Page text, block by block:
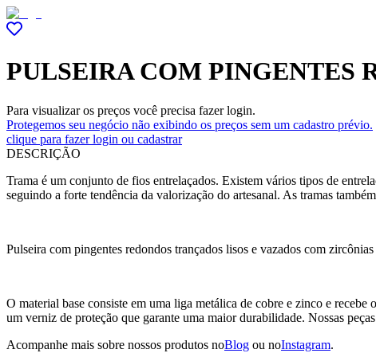
PULSEIRA COM PINGENTES
Para visualizar os preços você precisa fazer login.
Protegemos seu negócio não exibindo os preços sem um cadastro prévio.
clique para fazer login ou cadastrar
DESCRIÇÃO
Trama é um conjunto de fios entrelaçados. Existem vários tipos de
seguindo a forte tendência da valorização do artesanal. As tramas
Pulseira com pingentes redondos trançados lisos e vazados com
O material base consiste em uma liga metálica de cobre e zinco e
um verniz de proteção que garante uma maior durabilidade. Nossas
Acompanhe mais sobre nossos produtos noBlog ou noInstagram.